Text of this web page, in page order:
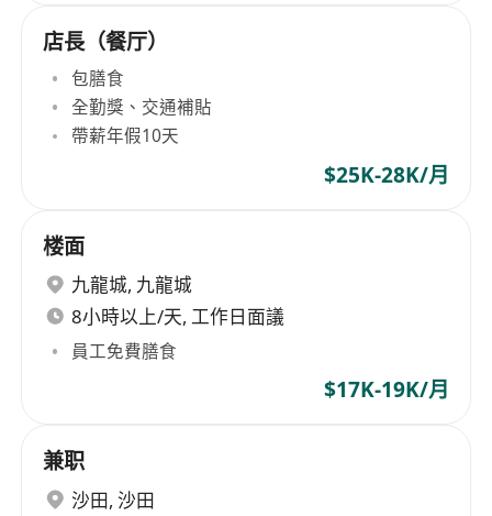
店長（餐厅）
包膳食
全勤獎、交通補貼
帶薪年假10天
$25K-28K/月
楼面
九龍城, 九龍城
8小時以上/天, 工作日面議
員工免費膳食
$17K-19K/月
兼职
沙田, 沙田